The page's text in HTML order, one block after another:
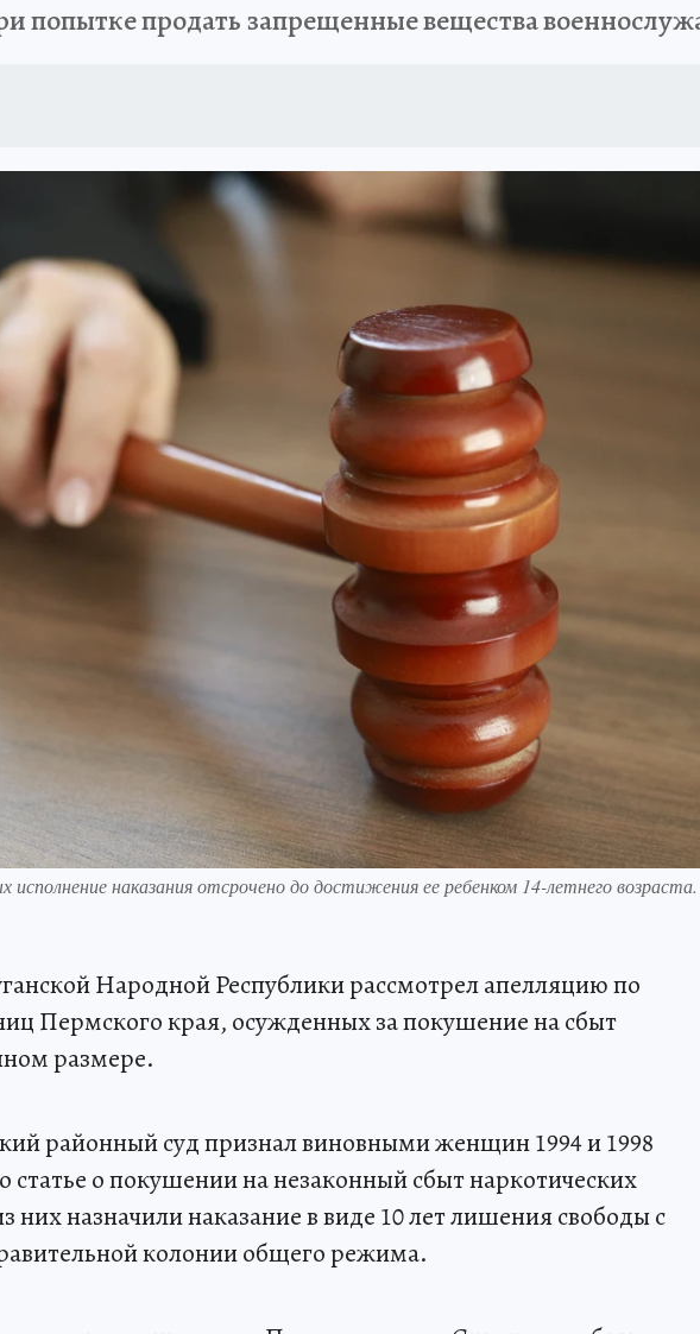
попытке продать запрещенные вещества
наказания отсрочено до достижения ее ребенком 14-летнего возраста.
Народной Республики рассмотрел апелляцию по
Пермского края, осужденных за покушение на сбыт
размере.
районный суд признал виновными женщин 1994 и 1998
статье о покушении на незаконный сбыт наркотических
них назначили наказание в виде 10 лет лишения свободы с
колонии общего режима.